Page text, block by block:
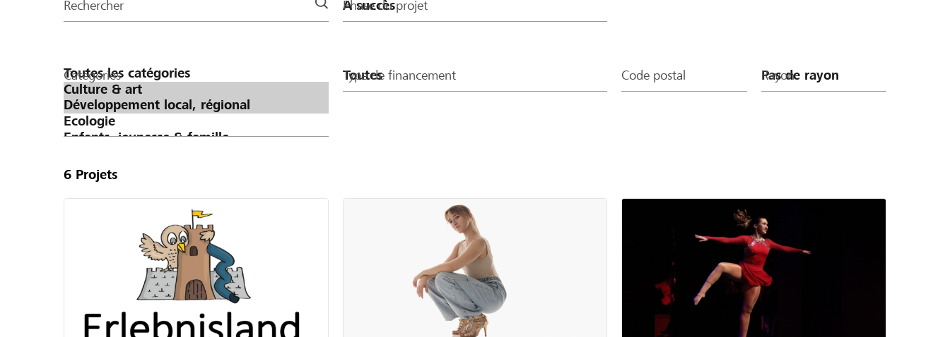
la
Rechercher Phase du projet
Catégories Type de financement Code postal Rayon
6 Projets